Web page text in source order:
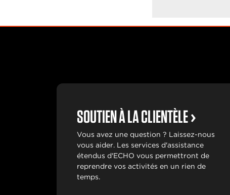
SOUTIEN À LA CLIENTÈLE
Vous avez une question ? Laissez-nous
vous aider. Les services d'assistance
étendus d'ECHO vous permettront de
reprendre vos activités en un rien de
temps.